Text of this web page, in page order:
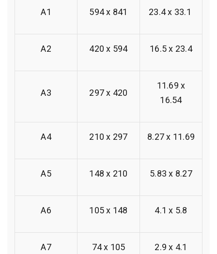
A1 594 x 841 23.4 x 33.1
A2 420 x 594 16.5 x 23.4
A3 297 x 420
11.69 x
16.54
A4 210 x 297 8.27 x 11.69
A5 148 x 210 5.83 x 8.27
A6 105 x 148 4.1 x 5.8
A7 74 x 105 2.9 x 4.1